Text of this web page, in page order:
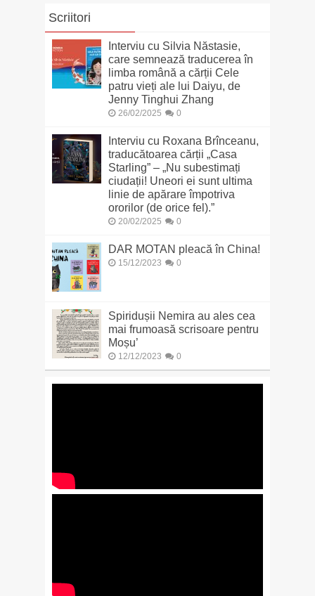
Scriitori
Interviu cu Silvia Năstasie,
care semnează traducerea în
limba română a cărții Cele
patru vieți ale lui Daiyu, de
Jenny Tinghui Zhang
26/02/2025 0
Interviu cu Roxana Brînceanu,
traducătoarea cărții „Casa
Starling” – „Nu subestimați
ciudații! Uneori ei sunt ultima
linie de apărare împotriva
ororilor (de orice fel).”
20/02/2025 0
DAR MOTAN pleacă în China!
15/12/2023 0
Spiridușii Nemira au ales cea
mai frumoasă scrisoare pentru
Moșu’
12/12/2023 0